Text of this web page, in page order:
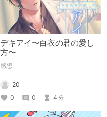
デキアイ〜白衣の君の愛し
方〜
感想
20
0
0 4 分